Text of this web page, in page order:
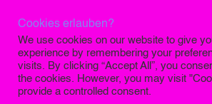
Die
Cookies erlauben?
We use cookies on our website to give
experience by remembering your
visits. By clicking “Accept All”, you
the cookies. However, you may visit
provide a controlled consent.